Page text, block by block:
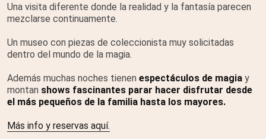
Una visita diferente donde la realidad y la fantasía parecen
mezclarse continuamente.
Un museo con piezas de coleccionista muy solicitadas
dentro del mundo de la magia.
Además muchas noches tienen espectáculos de magia y
montan shows fascinantes parar hacer disfrutar desde
el más pequeños de la familia hasta los mayores.
Más info y reservas aquí.